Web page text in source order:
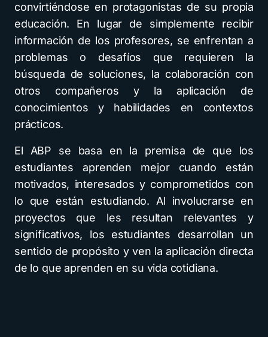
convirtiéndose en protagonistas de su propia
educación. En lugar de simplemente recibir
información de los profesores, se enfrentan a
problemas o desafíos que requieren la
búsqueda de soluciones, la colaboración con
otros compañeros y la aplicación de
conocimientos y habilidades en contextos
prácticos.
El ABP se basa en la premisa de que los
estudiantes aprenden mejor cuando están
motivados, interesados y comprometidos con
lo que están estudiando. Al involucrarse en
proyectos que les resultan relevantes y
significativos, los estudiantes desarrollan un
sentido de propósito y ven la aplicación directa
de lo que aprenden en su vida cotidiana.